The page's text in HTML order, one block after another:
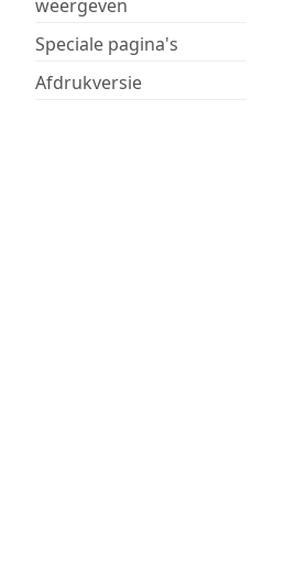
weergeven
Speciale pagina's
Afdrukversie